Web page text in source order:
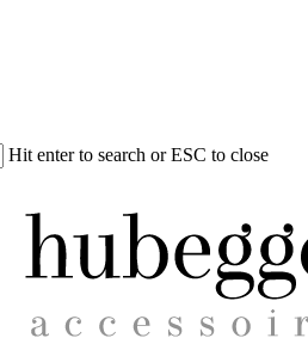
Hit enter to search or ESC to close